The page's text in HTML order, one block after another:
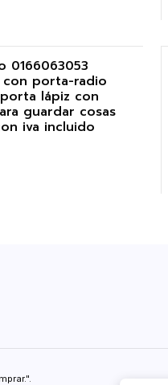
0166063053
con porta-radio
lápiz con
guardar cosas
iva incluido